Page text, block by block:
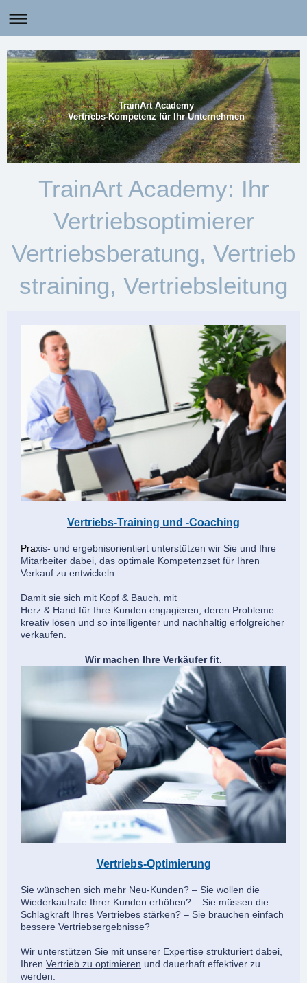
TrainArt Academy
Vertriebs-Kompetenz für Ihr Unternehmen
TrainArt Academy: Ihr
Vertriebsoptimierer
Vertriebsberatung, Vertrieb
straining, Vertriebsleitung
Vertriebs-Training und -Coaching
Praxis- und ergebnisorientiert unterstützen wir Sie und Ihre
Mitarbeiter dabei, das optimale Kompetenzset für Ihren
Verkauf zu entwickeln.
Damit sie sich mit Kopf & Bauch, mit
Herz & Hand für Ihre Kunden engagieren, deren Probleme
kreativ lösen und so intelligenter und nachhaltig erfolgreicher
verkaufen.
Wir machen Ihre Verkäufer fit.
Vertriebs-Optimierung
Sie wünschen sich mehr Neu-Kunden? – Sie wollen die
Wiederkaufrate Ihrer Kunden erhöhen? – Sie müssen die
Schlagkraft Ihres Vertriebes stärken? – Sie brauchen einfach
bessere Vertriebsergebnisse?
Wir unterstützen Sie mit unserer Expertise strukturiert dabei,
Ihren Vertrieb zu optimieren und dauerhaft effektiver zu
werden.